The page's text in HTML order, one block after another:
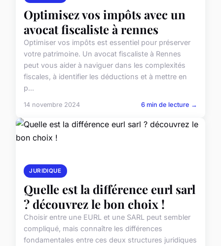
Optimisez vos impôts avec un
avocat fiscaliste à rennes
Optimiser vos impôts est essentiel pour préserver
votre patrimoine. Un avocat fiscaliste à Rennes
peut vous aider à naviguer dans les complexités
fiscales, à identifier les déductions et à mettre en
p...
14 novembre 2024 6 min de lecture →
JURIDIQUE
Quelle est la différence eurl sarl
? découvrez le bon choix !
Choisir entre une EURL et une SARL peut sembler
compliqué, mais connaître les différences
fondamentales entre ces deux structures juridiques